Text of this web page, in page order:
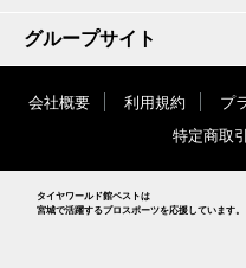
グループサイト
会社概要 利用規約 プ
特定商取
タイヤワールド館ベストは
宮城で活躍するプロスポーツを応援しています。